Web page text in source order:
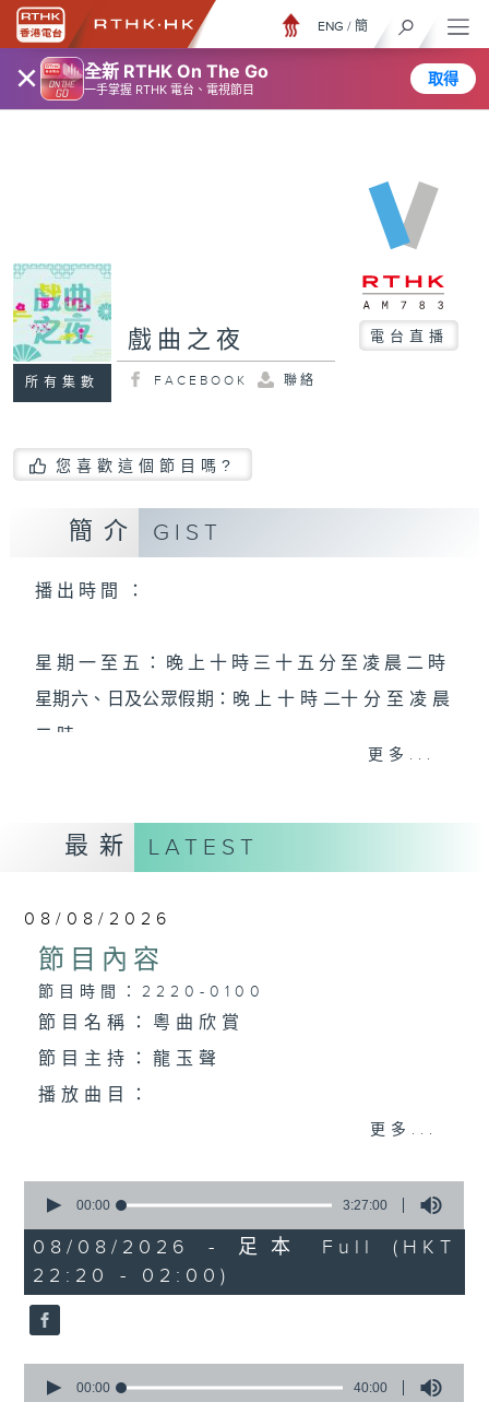
× 全新 RTHK On The Go
一手掌握 RTHK 電台、電視節目
取得
ENG / 簡
所有集數
戲曲之夜 電台直播
FACEBOOK 聯絡
您喜歡這個節目嗎?
簡介 GIST
播 出 時 間 ：
星 期 一 至 五 ： 晚 上 十 時 三 十 五 分 至 凌 晨 二 時
星期六、日及公眾假期：晚 上 十 時 二十 分 至 凌 晨
二 時
黃可柔、馬崇恩、蕭桐、陳婉紅、紅萍、林玉琴、陳
為顧及平日需要上班的聽眾，《戲曲之夜》安排在每
個晚上播放粵曲，以地方語言介紹京劇、潮劇、越劇
等；務求以同一語言介紹同一劇種，望能令廣大聽眾
有更親切的感受。
更多...
最新 LATEST
08/08/2026
節目內容
節目時間：2220-0100
節目名稱：粵曲欣賞
節目主持：龍玉聲
播放曲目：
1. 「潞安州」
由 彭熾權、鄭培英 主唱
由 文千歲、盧秋萍 主唱
更多...
seconds
3
hours,
27
minutes,
0
seconds
00:00 3:27:00
08/08/2026 - 足本 Full (HKT
22:20 - 02:00)
seconds
00:00 40:00